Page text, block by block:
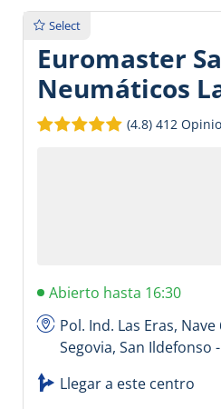
Select
Euromaster
Neumáticos
(4.8) 412
Abierto hasta 16:30
Pol. Ind. Las Eras,
Segovia, San Ildefonso
Llegar a este centro